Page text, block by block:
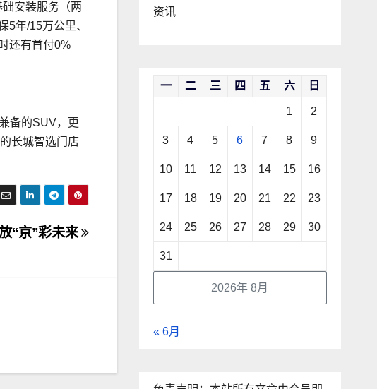
安装服务（两
5年/15万公里、
还有首付0%
备的SUV，更
长城智选门店
“京”彩未来
资讯
2026年 8月
一 二 三 四 五 六 日
1 2
3 4 5 6 7 8 9
10 11 12 13 14 15 16
17 18 19 20 21 22 23
24 25 26 27 28 29 30
31
« 6月